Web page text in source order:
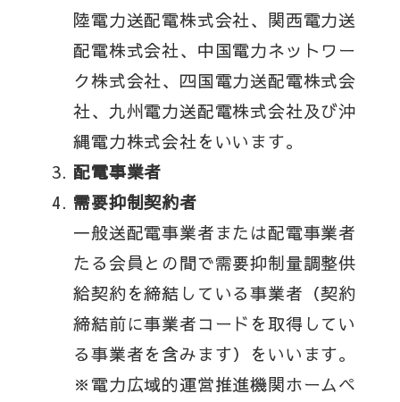
陸電力送配電株式会社、関西電力送
配電株式会社、中国電力ネットワー
ク株式会社、四国電力送配電株式会
社、九州電力送配電株式会社及び沖
縄電力株式会社をいいます。
配電事業者
需要抑制契約者
一般送配電事業者または配電事業者
たる会員との間で需要抑制量調整供
給契約を締結している事業者（契約
締結前に事業者コードを取得してい
る事業者を含みます）をいいます。
※電力広域的運営推進機関ホームペ